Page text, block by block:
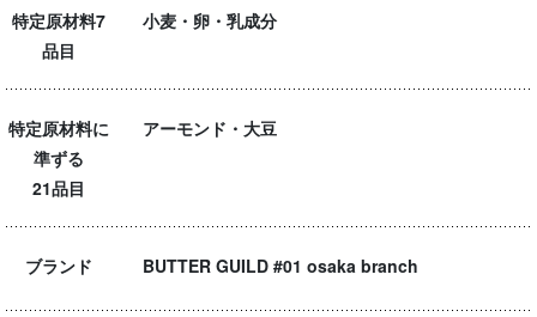
特定原材料7
品目
小麦・卵・乳成分
特定原材料に
準ずる
21品目
アーモンド・大豆
ブランド BUTTER GUILD #01 osaka branch